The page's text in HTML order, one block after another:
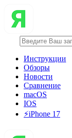
Инструкции
Обзоры
Новости
Сравнение
macOS
IOS
⚡️iPhone 17